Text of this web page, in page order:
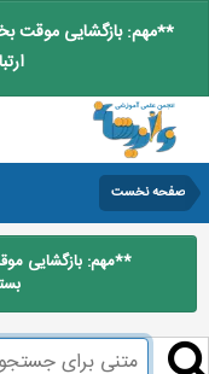
**مهم: بازگشایی موقت
صفحه نخست
**مهم: بازگشایی